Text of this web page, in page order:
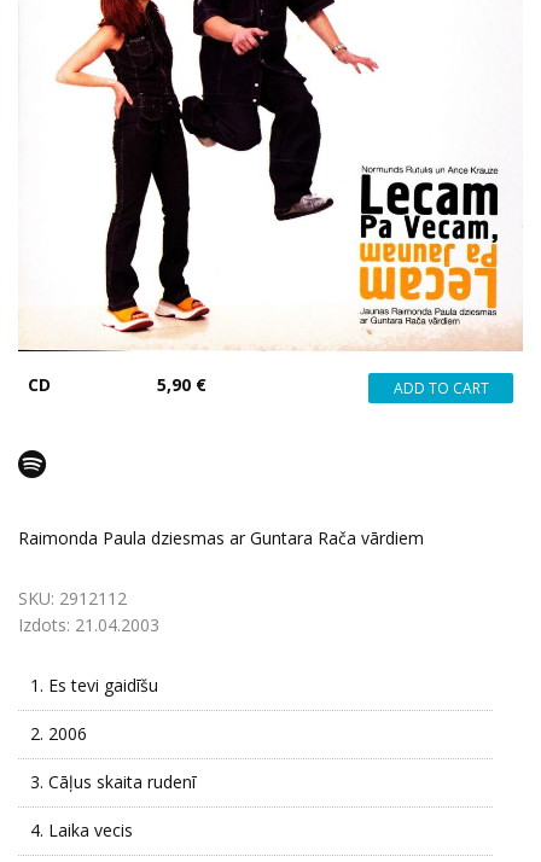
CD 5,90 €
Raimonda Paula dziesmas ar Guntara Rača vārdiem
SKU: 2912112
Izdots: 21.04.2003
1. Es tevi gaidīšu
2. 2006
3. Cāļus skaita rudenī
4. Laika vecis